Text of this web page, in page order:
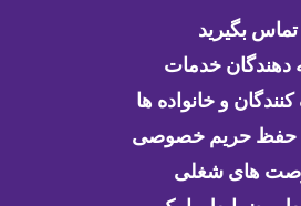
تماس بگیرید
دهندگان خدمات
و خانواده ها
حریم خصوصی
های شغلی